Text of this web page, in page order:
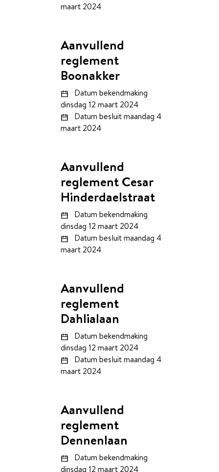
maart 2024
Aanvullend
reglement
Boonakker
Datum bekendmaking
dinsdag 12 maart 2024
Datum besluitmaandag 4
maart 2024
Aanvullend
reglement Cesar
Hinderdaelstraat
Datum bekendmaking
dinsdag 12 maart 2024
Datum besluitmaandag 4
maart 2024
Aanvullend
reglement
Dahlialaan
Datum bekendmaking
dinsdag 12 maart 2024
Datum besluitmaandag 4
maart 2024
Aanvullend
reglement
Dennenlaan
Datum bekendmaking
dinsdag 12 maart 2024